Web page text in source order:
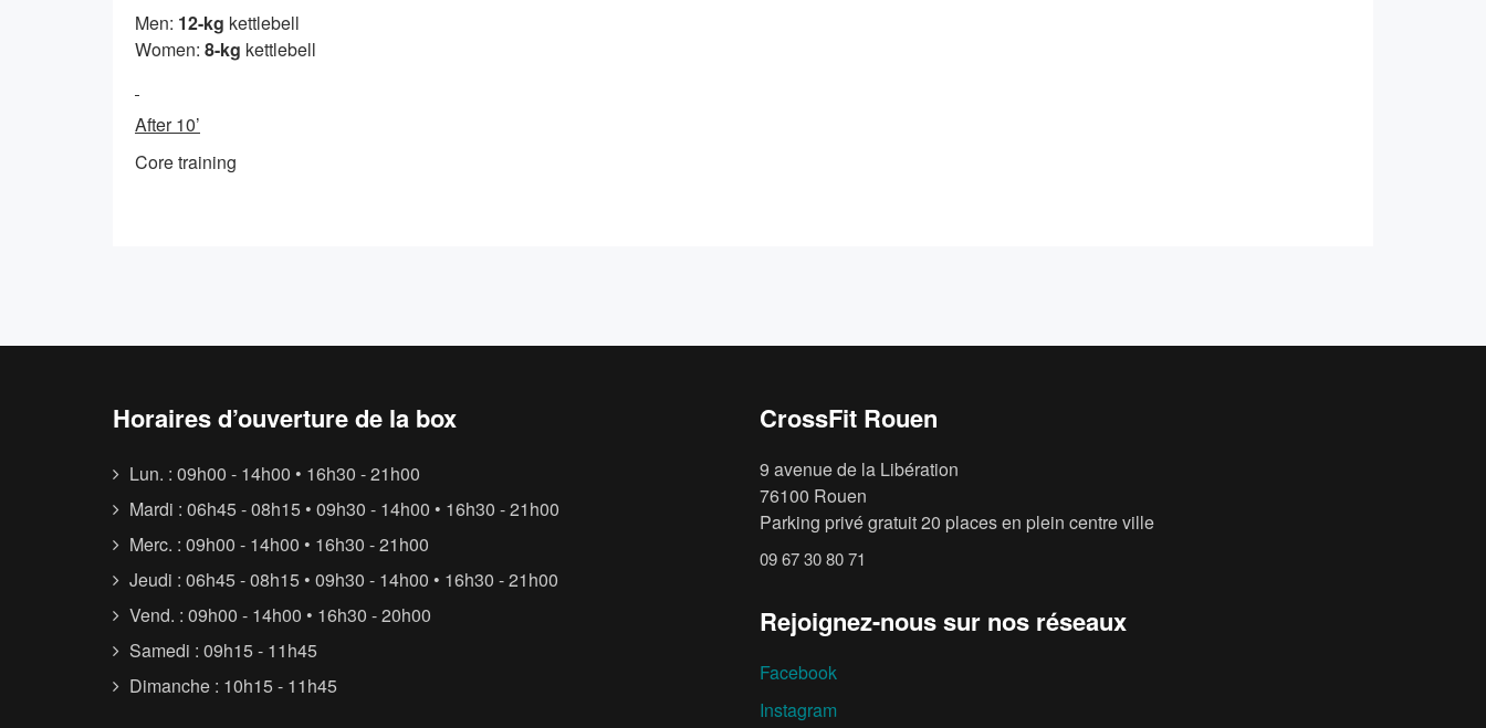
Men: 12-kg kettlebell
Women: 8-kg kettlebell
After 10’
Core training
Horaires d’ouverture de la box
Lun. : 09h00 - 14h00 • 16h30 - 21h00
Mardi : 06h45 - 08h15 • 09h30 - 14h00 • 16h30 - 21h00
Merc. : 09h00 - 14h00 • 16h30 - 21h00
Jeudi : 06h45 - 08h15 • 09h30 - 14h00 • 16h30 - 21h00
Vend. : 09h00 - 14h00 • 16h30 - 20h00
Samedi : 09h15 - 11h45
Dimanche : 10h15 - 11h45
CrossFit Rouen
9 avenue de la Libération
76100 Rouen
Parking privé gratuit 20 places en plein centre ville
09 67 30 80 71
Rejoignez-nous sur nos réseaux
Facebook
Instagram